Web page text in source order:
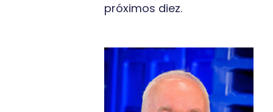
próximos diez.